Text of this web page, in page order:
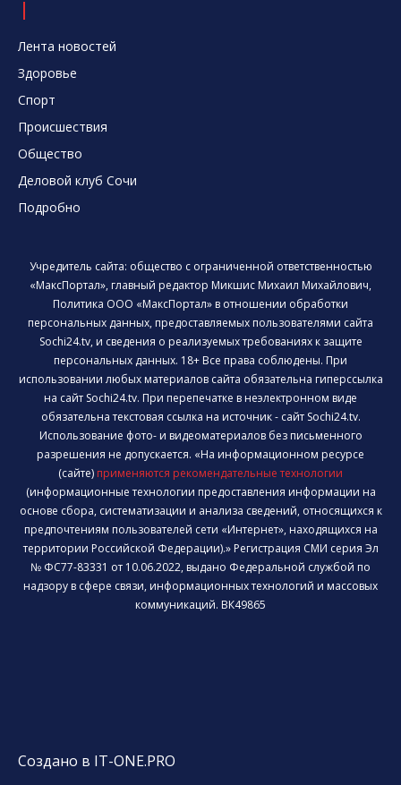
Лента новостей
Здоровье
Спорт
Происшествия
Общество
Деловой клуб Сочи
Подробно
Учредитель сайта: общество с ограниченной ответственностью
«МаксПортал», главный редактор Микшис Михаил Михайлович,
Политика ООО «МаксПортал» в отношении обработки
персональных данных, предоставляемых пользователями сайта
Sochi24.tv, и сведения о реализуемых требованиях к защите
персональных данных. 18+ Все права соблюдены. При
использовании любых материалов сайта обязательна гиперссылка
на сайт Sochi24.tv. При перепечатке в неэлектронном виде
обязательна текстовая ссылка на источник - сайт Sochi24.tv.
Использование фото- и видеоматериалов без письменного
разрешения не допускается. «На информационном ресурсе
(сайте) применяются рекомендательные технологии
(информационные технологии предоставления информации на
основе сбора, систематизации и анализа сведений, относящихся к
предпочтениям пользователей сети «Интернет», находящихся на
территории Российской Федерации).» Регистрация СМИ серия Эл
№ ФС77-83331 от 10.06.2022, выдано Федеральной службой по
надзору в сфере связи, информационных технологий и массовых
коммуникаций. ВК49865
Создано в IT-ONE.PRO